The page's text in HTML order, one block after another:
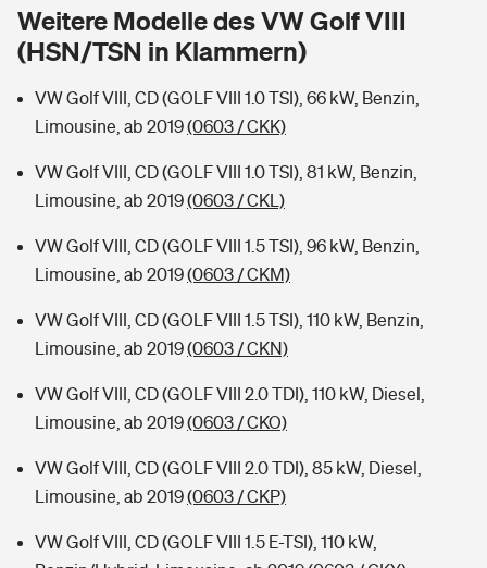
Wer versichert was: Jetzt Versicherer finden
Sie haben Fragen?
Musikinstrumentenversicherung
Kinderunfall-Check: Mehr Sicherheit für deine Kids
Typklassen: So ist Ihr Auto eingestuft
Rentenrechner: Wie viel Geld bekomme ich im Alter?
Weitere Modelle des VW Golf VIII
(HSN/TSN in Klammern)
VW Golf VIII, CD (GOLF VIII 1.0 TSI), 66 kW, Benzin,
Limousine, ab 2019(0603 / CKK)
VW Golf VIII, CD (GOLF VIII 1.0 TSI), 81 kW, Benzin,
Limousine, ab 2019(0603 / CKL)
VW Golf VIII, CD (GOLF VIII 1.5 TSI), 96 kW, Benzin,
Limousine, ab 2019(0603 / CKM)
VW Golf VIII, CD (GOLF VIII 1.5 TSI), 110 kW, Benzin,
Limousine, ab 2019(0603 / CKN)
VW Golf VIII, CD (GOLF VIII 2.0 TDI), 110 kW, Diesel,
Limousine, ab 2019(0603 / CKO)
VW Golf VIII, CD (GOLF VIII 2.0 TDI), 85 kW, Diesel,
Limousine, ab 2019(0603 / CKP)
VW Golf VIII, CD (GOLF VIII 1.5 E-TSI), 110 kW,